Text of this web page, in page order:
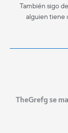
También sigo
alguien tiene
TheGrefg se